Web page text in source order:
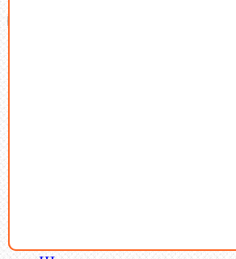
Производство и оптовая продажа